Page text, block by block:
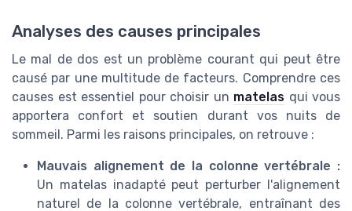
Analyses des causes principales
Le mal de dos est un problème courant qui peut être
causé par une multitude de facteurs. Comprendre ces
causes est essentiel pour choisir un matelas qui vous
apportera confort et soutien durant vos nuits de
sommeil. Parmi les raisons principales, on retrouve :
Mauvais alignement de la colonne vertébrale :
Un matelas inadapté peut perturber l'alignement
naturel de la colonne vertébrale, entraînant des